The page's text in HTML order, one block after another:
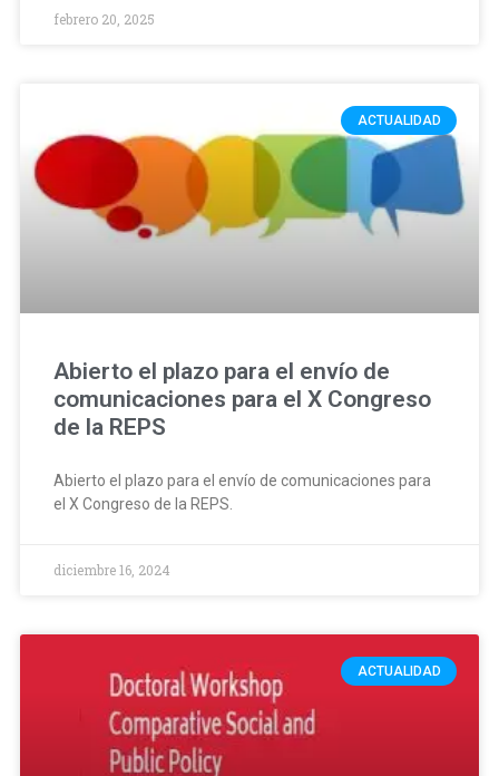
febrero 20, 2025
ACTUALIDAD
Abierto el plazo para el envío de
comunicaciones para el X Congreso
de la REPS
Abierto el plazo para el envío de comunicaciones para
el X Congreso de la REPS.
diciembre 16, 2024
ACTUALIDAD